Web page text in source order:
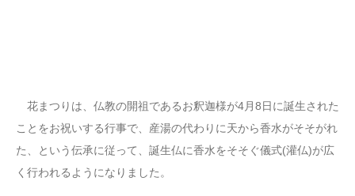
花まつりは、仏教の開祖であるお釈迦様が4月8日に誕生された
ことをお祝いする行事で、産湯の代わりに天から香水がそそがれ
た、という伝承に従って、誕生仏に香水をそそぐ儀式(灌仏)が広
く行われるようになりました。